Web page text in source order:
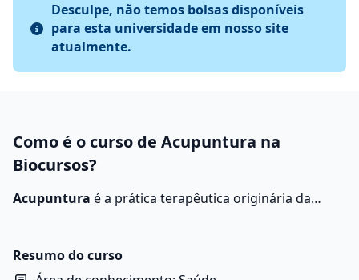
Desculpe, não temos bolsas disponíveis
para esta universidade em nosso site
atualmente.
Como é o curso de Acupuntura na
Biocursos?
Acupuntura é a prática terapêutica originária da
ansiedade, insônia e outras condições.
Resumo do curso